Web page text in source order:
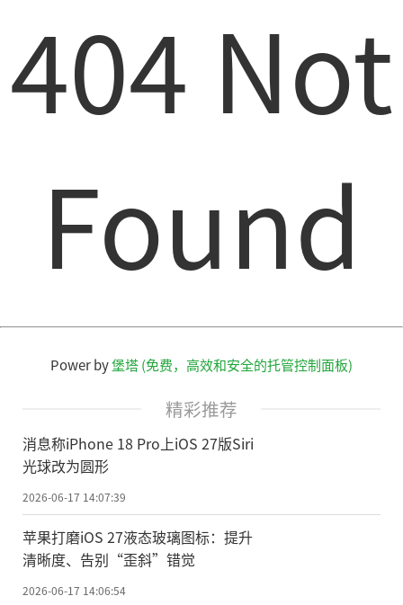
404 Not
Found
Power by堡塔 (免费，高效和安全的托管控制面板)
精彩推荐
消息称iPhone 18 Pro上iOS 27版Siri
光球改为圆形
2026-06-17 14:07:39
苹果打磨iOS 27液态玻璃图标：提升
清晰度、告别“歪斜”错觉
2026-06-17 14:06:54